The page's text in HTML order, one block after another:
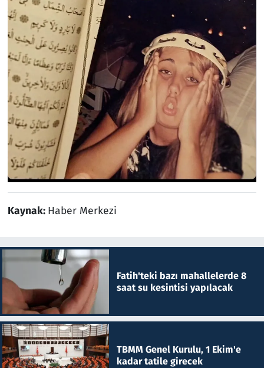
Kaynak: Haber Merkezi
Fatih'teki bazı mahallelerde 8
saat su kesintisi yapılacak
TBMM Genel Kurulu, 1 Ekim'e
kadar tatile girecek